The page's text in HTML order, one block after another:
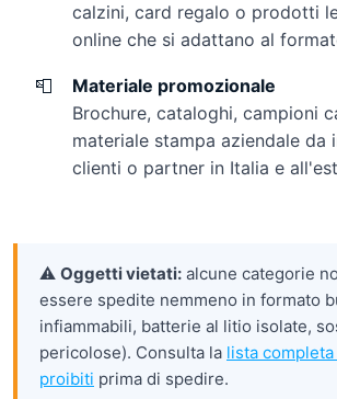
calzini, card regalo o prodotti
online che si adattano al
📮
Materiale promozionale
Brochure, cataloghi, campioni
materiale stampa aziendale da
clienti o partner in Italia e
⚠️ Oggetti vietati: alcune categorie
essere spedite nemmeno in formato
infiammabili, batterie al litio isolate,
pericolose). Consulta la lista
proibiti prima di spedire.